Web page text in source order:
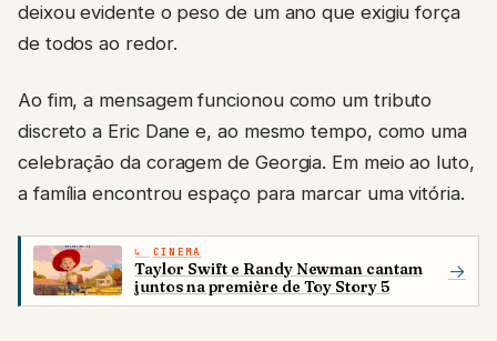
deixou evidente o peso de um ano que exigiu força
de todos ao redor.
Ao fim, a mensagem funcionou como um tributo
discreto a Eric Dane e, ao mesmo tempo, como uma
celebração da coragem de Georgia. Em meio ao luto,
a família encontrou espaço para marcar uma vitória.
CINEMA
Taylor Swift e Randy Newman cantam
juntos na première de Toy Story 5
→